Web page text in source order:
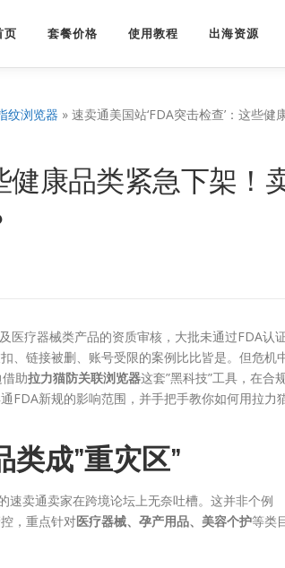
页 套餐价格 使用教程 出海资源
纹浏览器 » 速卖通美国站‘FDA突击检查’：这些健
健康品类紧急下架！
疗器械类产品的资质审核，大批未通过FDA认
、链接被删、账号受限的案例比比皆是。但危机
助拉力猫防关联浏览器这套”黑科技”工具，在合
FDA新规的影响范围，并手把手教你如何用拉力
成”重灾区”
速卖通卖家在跨境论坛上无奈吐槽。这并非个例
，重点针对医疗器械、孕产用品、美容个护等类